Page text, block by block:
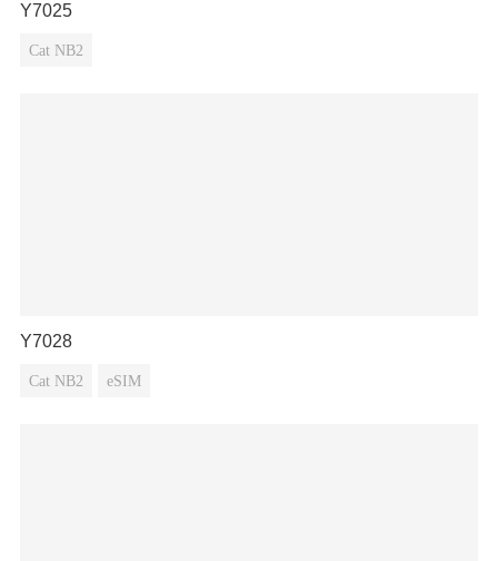
Y7025
Cat NB2
Y7028
Cat NB2 eSIM